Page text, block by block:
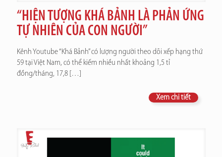
“HIỆN TƯỢNG KHÁ BẢNH LÀ PHẢN ỨNG
TỰ NHIÊN CỦA CON NGƯỜI”
Kênh Youtube “Khá Bảnh” có lượng người theo dõi xếp hạng thứ
59 tại Việt Nam, có thể kiếm nhiều nhất khoảng 1,5 tỉ
đồng/tháng, 17,8[…]
Xem chi tiết